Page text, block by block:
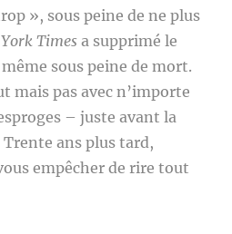
», sous peine de ne plus
Times a supprimé le
sous peine de mort.
mais pas avec n’importe
– juste avant la
ans plus tard,
empêcher de rire tout